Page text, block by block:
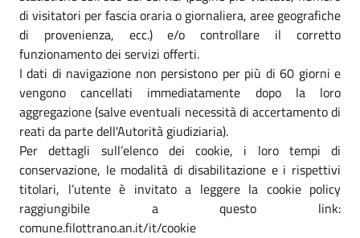
di visitatori per fascia oraria o giornaliera, aree geografiche
di provenienza, ecc.) e/o controllare il corretto
funzionamento dei servizi offerti.
I dati di navigazione non persistono per più di 60 giorni e
vengono cancellati immediatamente dopo la loro
aggregazione (salve eventuali necessità di accertamento di
reati da parte dell'Autorità giudiziaria).
Per dettagli sull’elenco dei cookie, i loro tempi di
conservazione, le modalità di disabilitazione e i rispettivi
titolari, l’utente è invitato a leggere la cookie policy
raggiungibile a questo link:
comune.filottrano.an.it/it/cookie